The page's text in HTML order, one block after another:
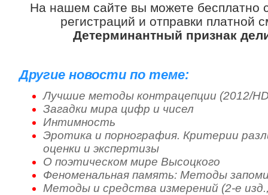
На нашем сайте вы можете бесплатно
регистраций и отправки платной
Детерминантный признак
Другие новости по теме:
Лучшие методы контрацепции (2012/
Загадки мира цифр и чисел
Интимность
Эротика и порнография. Критерии
оценки и экспертизы
О поэтическом мире Высоцкого
Феноменальная память: Методы
Методы и средства измерений (2-е